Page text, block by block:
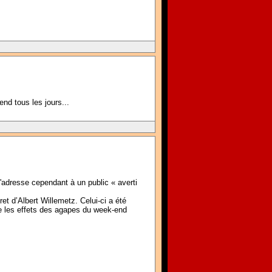
tous les jours...
cependant à un public « averti
d’Albert Willemetz. Celui-ci a été
effets des agapes du week-end